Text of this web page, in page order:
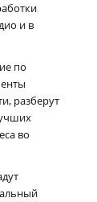
и в
по
разберут
во